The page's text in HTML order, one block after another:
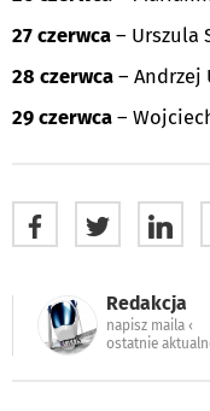
27 czerwca – Urszula
28 czerwca – Andrzej
29 czerwca –
Redakcja
napisz maila ‹
ostatnie